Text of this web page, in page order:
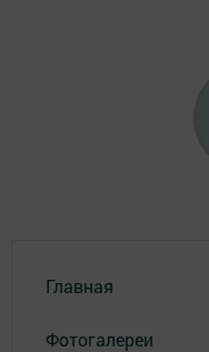
Главная
Фотогалереи